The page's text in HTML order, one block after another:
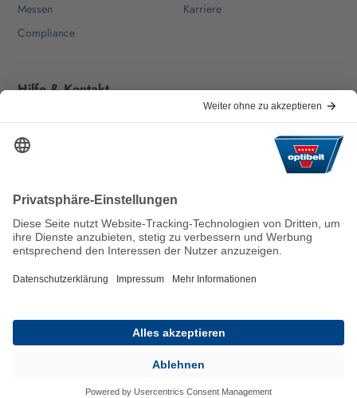
Wir halten die Welt nachhaltig in
Bewegung.
Datenschutzerklärung
Messen
Karriere
Compliance
Hilfe & Kontakt
Für Lieferanten
Kontakt